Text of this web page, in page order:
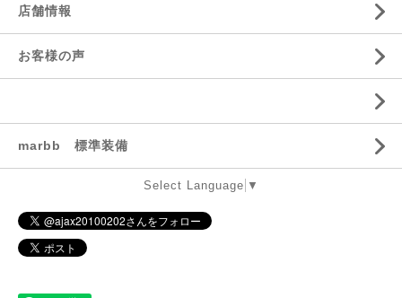
店舗情報
お客様の声
marbb 標準装備
Select Language ▼